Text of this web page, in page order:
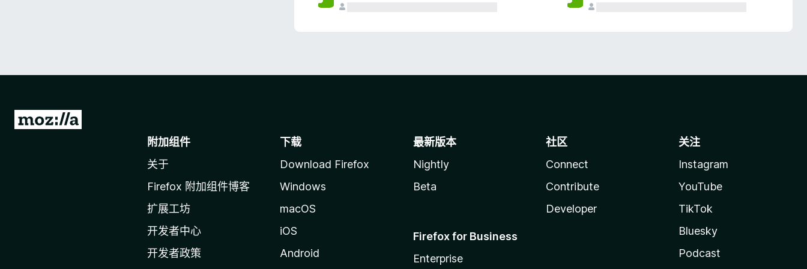
转
附加组件
关于
Firefox 附加组件博客
扩展工坊
开发者中心
开发者政策
下载
Download Firefox
Windows
macOS
iOS
Android
最新版本
Nightly
Beta
Firefox for Business
Enterprise
社区
Connect
Contribute
Developer
关注
Instagram
YouTube
TikTok
Bluesky
Podcast